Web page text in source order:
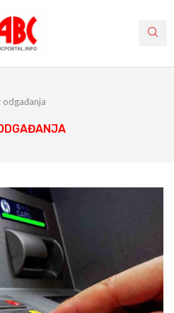
odgađanja